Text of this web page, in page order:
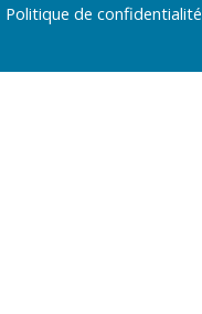
Politique de confidentialité